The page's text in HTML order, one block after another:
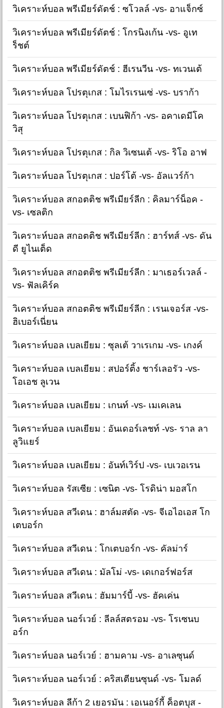
วิเคราะห์บอล พรีเมียร์ดัตช์ : ซโวลล์ -vs- อาแจ็กซ์
วิเคราะห์บอล พรีเมียร์ดัตช์ : โกรนิงเก้น -vs- อูเท
ร็ชต์
วิเคราะห์บอล พรีเมียร์ดัตช์ : ฮีเรนวีน -vs- ทเวนเต้
วิเคราะห์บอล โปรตุเกส : โมไรเรนเซ่ -vs- บราก้า
วิเคราะห์บอล โปรตุเกส : เบนฟิก้า -vs- อคาเดมีโค
วิสุ
วิเคราะห์บอล โปรตุเกส : กิล วิเซนเต้ -vs- ริโอ อาฟ
วิเคราะห์บอล โปรตุเกส : ปอร์โต้ -vs- อัลแวร์ก้า
วิเคราะห์บอล สกอตติช พรีเมียร์ลีก : คิลมาร์น็อค -
vs- เซลติก
วิเคราะห์บอล สกอตติช พรีเมียร์ลีก : ฮาร์ทส์ -vs- ดัน
ดี ยูไนเต็ด
วิเคราะห์บอล สกอตติช พรีเมียร์ลีก : มาเธอร์เวลล์ -
vs- ฟัลเคิร์ค
วิเคราะห์บอล สกอตติช พรีเมียร์ลีก : เรนเจอร์ส -vs-
ฮิเบอร์เนี่ยน
วิเคราะห์บอล เบลเยียม : ซุลเต้ วาเรเกม -vs- เกงค์
วิเคราะห์บอล เบลเยียม : สปอร์ติ้ง ชาร์เลอรัว -vs-
โอเอช ลูเวน
วิเคราะห์บอล เบลเยียม : เกนท์ -vs- เมเคเลน
วิเคราะห์บอล เบลเยียม : อันเดอร์เลชท์ -vs- ราล ลา
ลูวิแยร์
วิเคราะห์บอล เบลเยียม : อันท์เวิร์ป -vs- เบเวอเรน
วิเคราะห์บอล รัสเซีย : เซนิต -vs- โรดิน่า มอสโก
วิเคราะห์บอล สวีเดน : ฮาล์มสตัด -vs- จีเอไอเอส โก
เตบอร์ก
วิเคราะห์บอล สวีเดน : โกเตบอร์ก -vs- คัลม่าร์
วิเคราะห์บอล สวีเดน : มัลโม่ -vs- เดเกอร์ฟอร์ส
วิเคราะห์บอล สวีเดน : ฮัมมาร์บี้ -vs- ฮัคเค่น
วิเคราะห์บอล นอร์เวย์ : ลีลล์สตรอม -vs- โรเซนบ
อร์ก
วิเคราะห์บอล นอร์เวย์ : ฮามคาม -vs- อาเลซุนด์
วิเคราะห์บอล นอร์เวย์ : คริสเตียนซุนด์ -vs- โมลด์
วิเคราะห์บอล ลีก้า 2 เยอรมัน : เอเนอร์กี้ ค็อตบุส -